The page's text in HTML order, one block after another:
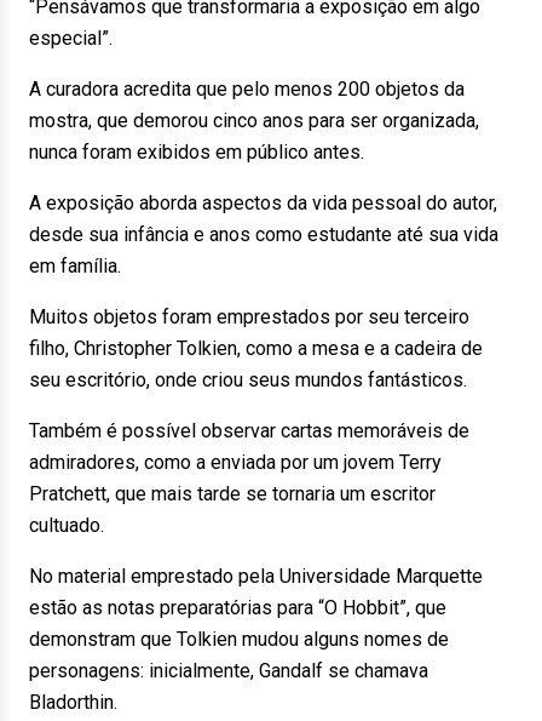
“Pensávamos que transformaria a exposição em algo
especial”.
A curadora acredita que pelo menos 200 objetos da
mostra, que demorou cinco anos para ser organizada,
nunca foram exibidos em público antes.
A exposição aborda aspectos da vida pessoal do autor,
desde sua infância e anos como estudante até sua vida
em família.
Muitos objetos foram emprestados por seu terceiro
filho, Christopher Tolkien, como a mesa e a cadeira de
seu escritório, onde criou seus mundos fantásticos.
Também é possível observar cartas memoráveis de
admiradores, como a enviada por um jovem Terry
Pratchett, que mais tarde se tornaria um escritor
cultuado.
No material emprestado pela Universidade Marquette
estão as notas preparatórias para “O Hobbit”, que
demonstram que Tolkien mudou alguns nomes de
personagens: inicialmente, Gandalf se chamava
Bladorthin.